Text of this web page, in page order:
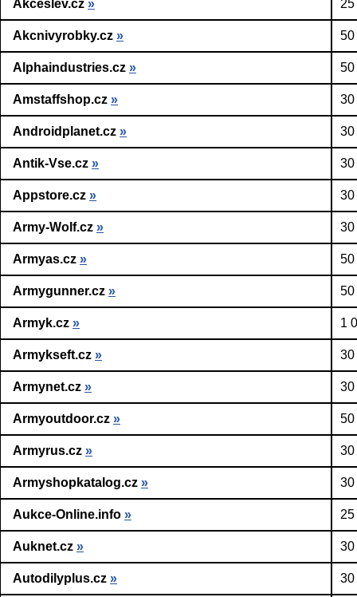
Akceslev.cz »
Akcnivyrobky.cz » 50
Alphaindustries.cz » 50
Amstaffshop.cz » 30
Androidplanet.cz » 30
Antik-Vse.cz » 30
Appstore.cz » 30
Army-Wolf.cz » 30
Armyas.cz » 50
Armygunner.cz » 50
Armyk.cz » 1
Armykseft.cz » 30
Armynet.cz » 30
Armyoutdoor.cz » 50
Armyrus.cz » 30
Armyshopkatalog.cz » 30
Aukce-Online.info »
Auknet.cz » 30
Autodilyplus.cz » 30